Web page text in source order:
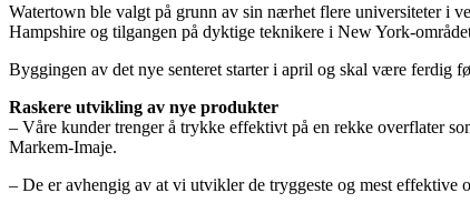
Watertown ble valgt på grunn av sin nærhet flere universiteter i
Hampshire og tilgangen på dyktige teknikere i New York-
Byggingen av det nye senteret starter i april og skal være ferdig
Raskere utvikling av nye produkter
– Våre kunder trenger å trykke effektivt på en rekke overflater
Markem-Imaje.
– De er avhengig av at vi utvikler de tryggeste og mest